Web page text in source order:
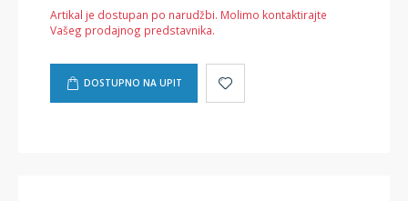
Artikal je dostupan po narudžbi. Molimo kontaktirajte
Vašeg prodajnog predstavnika.
DOSTUPNO NA UPIT